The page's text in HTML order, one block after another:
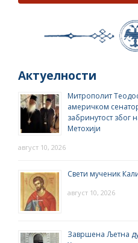
Актуелности
Митрополит
америчком
забринутост због
Метохији
август 10, 2026
Свети мученик
август 10, 2026
Завршена Љетна